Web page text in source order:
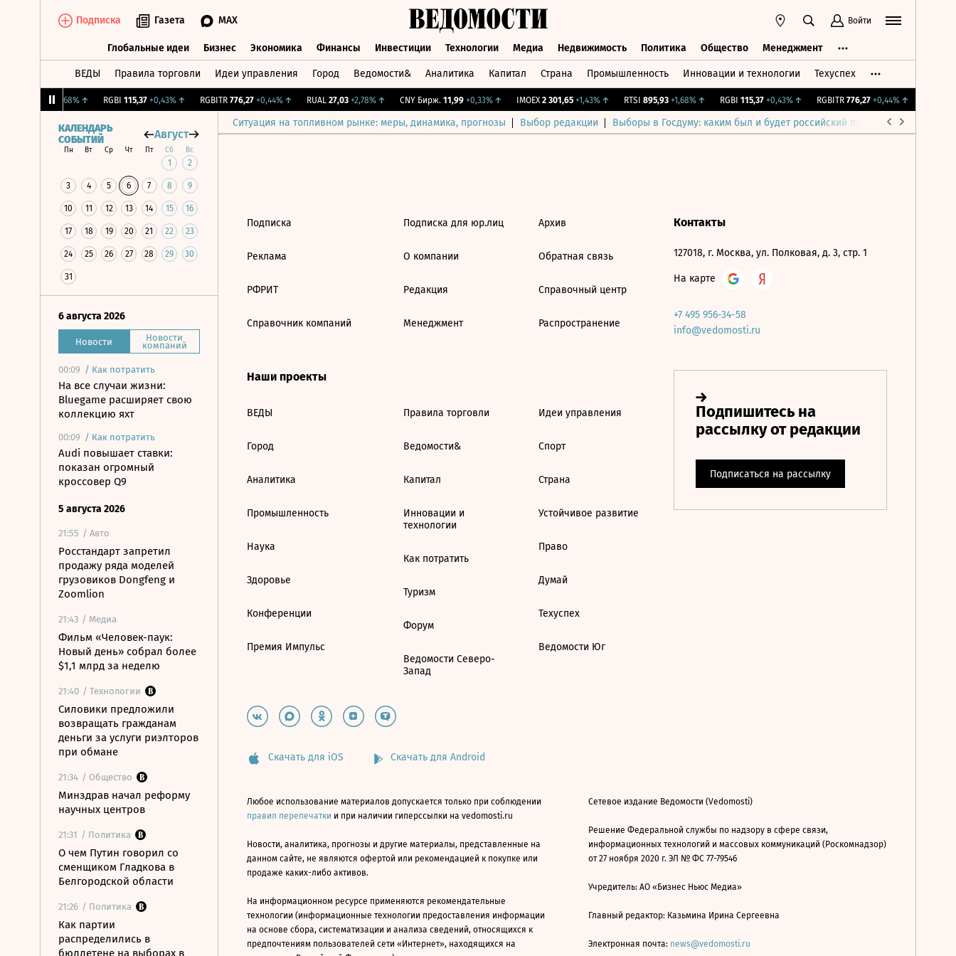
Подписка Газета MAX Войти
Глобальные идеи Бизнес Экономика Финансы Инвестиции Технологии Медиа Недвижимость Политика Общество Менеджмент
ВЕДЫ Правила торговли Идеи управления Город Ведомости& Аналитика Капитал Страна Промышленность Инновации и технологии Техуспех
+1,68%↑ RGBI 115,37 +0,43%↑ RGBITR 776,27 +0,44%↑ RUAL 27,03 +2,78%↑ CNY Бирж. 11,99 +0,33%↑ IMOEX 2 301,65 +1,43%↑ RTSI 895,93 +1,68%↑ RGBI 115,37 +0,43%↑ RGBITR 776,27 +0,44%↑
Ситуация на топливном рынке: меры, динамика, прогнозы Выбор редакции Выборы в Госдуму: каким был и будет российский парламент
КАЛЕНДАРЬ
СОБЫТИЙ
Август
Пн Вт Ср Чт Пт Сб Вс
1 2
3 4 5 6 7 8 9
10 11 12 13 14 15 16
17 18 19 20 21 22 23
24 25 26 27 28 29 30
31
6 августа 2026
Новости Новости
компаний
00:09 / Как потратить
На все случаи жизни:
Bluegame расширяет свою
коллекцию яхт
00:09 / Как потратить
Audi повышает ставки:
показан огромный
кроссовер Q9
5 августа 2026
21:55 / Авто
Росстандарт запретил
продажу ряда моделей
грузовиков Dongfeng и
Zoomlion
21:43 / Медиа
Фильм «Человек-паук:
Новый день» собрал более
$1,1 млрд за неделю
21:40 / Технологии
Силовики предложили
возвращать гражданам
деньги за услуги риэлторов
при обмане
21:34 / Общество
Минздрав начал реформу
научных центров
21:31 / Политика
О чем Путин говорил со
сменщиком Гладкова в
Белгородской области
21:26 / Политика
Как партии
распределились в
бюллетене на выборах в
Подписка
Реклама
РФРИТ
Справочник компаний
Подписка для юр.лиц
О компании
Редакция
Менеджмент
Архив
Обратная связь
Справочный центр
Распространение
Наши проекты
ВЕДЫ
Город
Аналитика
Промышленность
Наука
Здоровье
Конференции
Премия Импульс
Правила торговли
Ведомости&
Капитал
Инновации и
технологии
Как потратить
Туризм
Форум
Ведомости Северо-
Запад
Идеи управления
Спорт
Страна
Устойчивое развитие
Право
Думай
Техуспех
Ведомости Юг
Контакты
127018, г. Москва, ул. Полковая, д. 3, стр. 1
На карте
+7 495 956-34-58
info@vedomosti.ru
Скачать для iOS Скачать для Android
Любое использование материалов допускается только при соблюдении
правил перепечатки и при наличии гиперссылки на vedomosti.ru
Новости, аналитика, прогнозы и другие материалы, представленные на
данном сайте, не являются офертой или рекомендацией к покупке или
продаже каких-либо активов.
На информационном ресурсе применяются рекомендательные
технологии (информационные технологии предоставления информации
на основе сбора, систематизации и анализа сведений, относящихся к
предпочтениям пользователей сети «Интернет», находящихся на
Сетевое издание Ведомости (Vedomosti)
Решение Федеральной службы по надзору в сфере связи,
информационных технологий и массовых коммуникаций (Роскомнадзор)
от 27 ноября 2020 г. ЭЛ № ФС 77-79546
Учредитель: АО «Бизнес Ньюс Медиа»
Главный редактор: Казьмина Ирина Сергеевна
Электронная почта: news@vedomosti.ru